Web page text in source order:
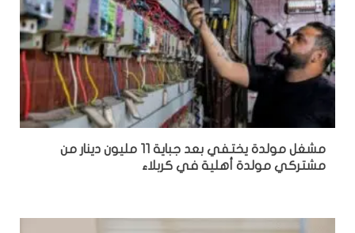
مشغل مولدة يختفي بعد جباية 11 مليون دينار من
مشتركي مولدة أهلية في كربلاء